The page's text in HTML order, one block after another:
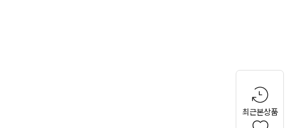
최근본상품